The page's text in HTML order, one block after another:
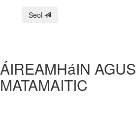
Seol
ÁIREAMHáIN AGUS
MATAMAITIC